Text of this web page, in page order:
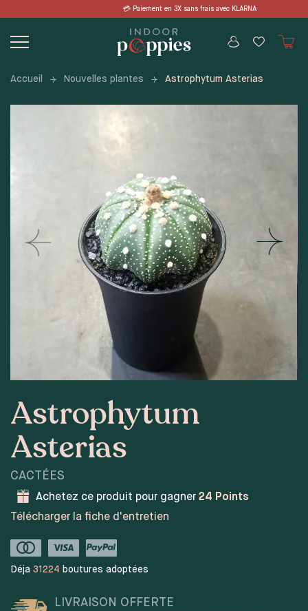
content
en 3X sans frais avec KLARNA 📦
Accueil Nouvelles plantes Astrophytum Asterias
Astrophytum
Asterias
CACTÉES
Achetez ce produit pour gagner 24 Points
Télécharger la fiche d'entretien
Déja 31224 boutures adoptées
LIVRAISON OFFERTE